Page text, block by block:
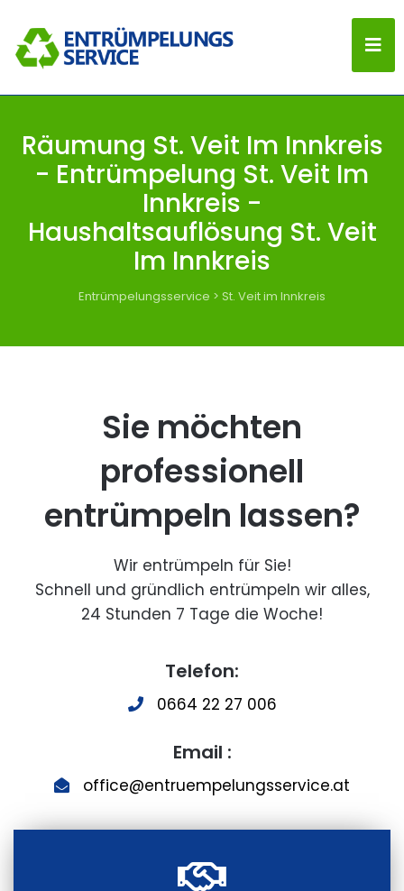
Räumung St. Veit Im Innkreis
- Entrümpelung St. Veit Im
Innkreis -
Haushaltsauflösung St. Veit
Im Innkreis
Entrümpelungsservice > St. Veit im Innkreis
Sie möchten
professionell
entrümpeln lassen?
Wir entrümpeln für Sie!
Schnell und gründlich entrümpeln wir alles,
24 Stunden 7 Tage die Woche!
Telefon:
0664 22 27 006
Email :
office@entruempelungsservice.at